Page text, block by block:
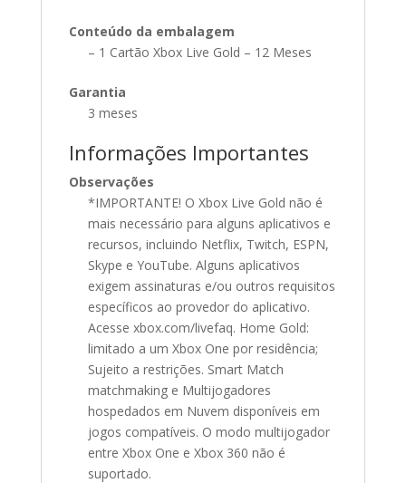
Conteúdo da embalagem
– 1 Cartão Xbox Live Gold – 12 Meses
Garantia
3 meses
Informações Importantes
Observações
*IMPORTANTE! O Xbox Live Gold não é
mais necessário para alguns aplicativos e
recursos, incluindo Netflix, Twitch, ESPN,
Skype e YouTube. Alguns aplicativos
exigem assinaturas e/ou outros requisitos
específicos ao provedor do aplicativo.
Acesse xbox.com/livefaq. Home Gold:
limitado a um Xbox One por residência;
Sujeito a restrições. Smart Match
matchmaking e Multijogadores
hospedados em Nuvem disponíveis em
jogos compatíveis. O modo multijogador
entre Xbox One e Xbox 360 não é
suportado.